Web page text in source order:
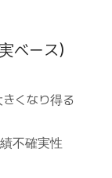
ース）
くなり得る
不確実性